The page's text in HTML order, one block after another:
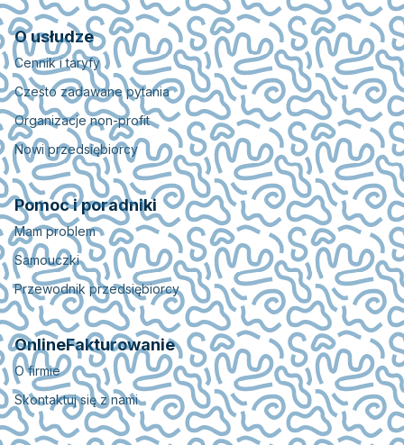
O usłudze
Cennik i taryfy
Czesto zadawane pytania
Organizacje non-profit
Nowi przedsiębiorcy
Pomoc i poradniki
Mam problem
Samouczki
Przewodnik przedsiębiorcy
OnlineFakturowanie
O firmie
Skontaktuj się z nami